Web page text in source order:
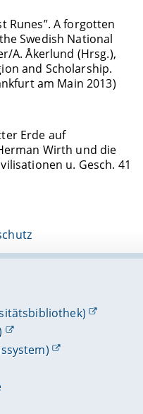
Runes”. A forgotten
Swedish National
A. Åkerlund (Hrsg.),
and Scholarship.
am Main 2013)
Erde auf
Wirth und die
u. Gesch. 41